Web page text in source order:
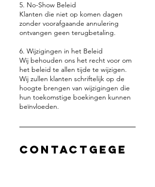
5. No-Show Beleid
Klanten die niet op komen dagen
zonder voorafgaande annulering
ontvangen geen terugbetaling.
6. Wijzigingen in het Beleid
Wij behouden ons het recht voor om
het beleid te allen tijde te wijzigen.
Wij zullen klanten schriftelijk op de
hoogte brengen van wijzigingen die
hun toekomstige boekingen kunnen
beïnvloeden.
Contactgege